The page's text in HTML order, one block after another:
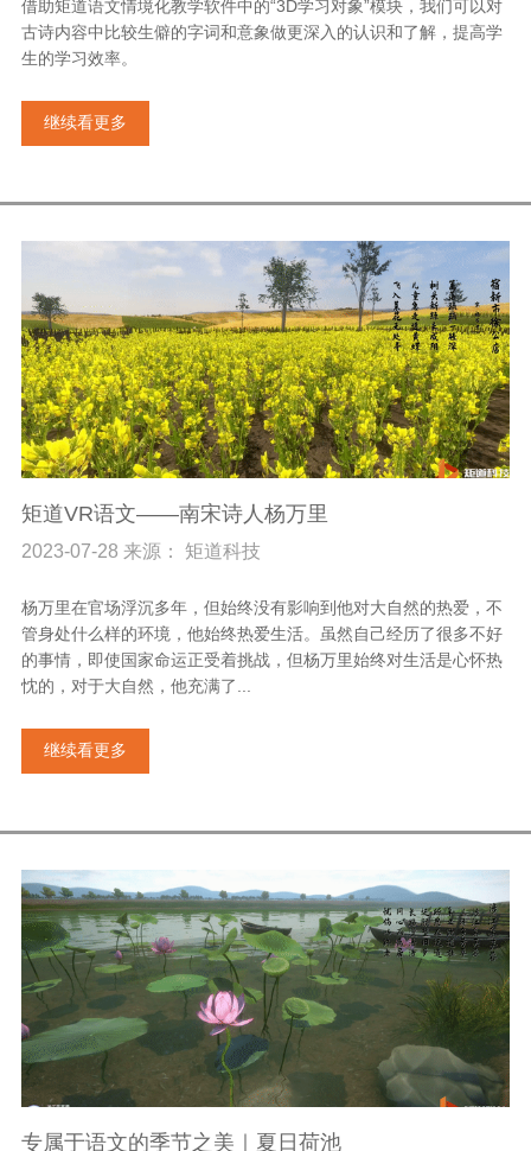
借助矩道语文情境化教学软件中的“3D学习对象”模块，我们可以对
古诗内容中比较生僻的字词和意象做更深入的认识和了解，提高学
生的学习效率。
继续看更多
矩道VR语文——南宋诗人杨万里
2023-07-28 来源： 矩道科技
杨万里在官场浮沉多年，但始终没有影响到他对大自然的热爱，不
管身处什么样的环境，他始终热爱生活。虽然自己经历了很多不好
的事情，即使国家命运正受着挑战，但杨万里始终对生活是心怀热
忱的，对于大自然，他充满了...
继续看更多
专属于语文的季节之美｜夏日荷池